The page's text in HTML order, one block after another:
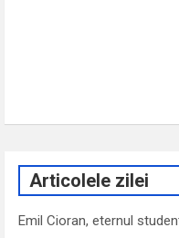
Articolele zilei
Emil Cioran, eternul